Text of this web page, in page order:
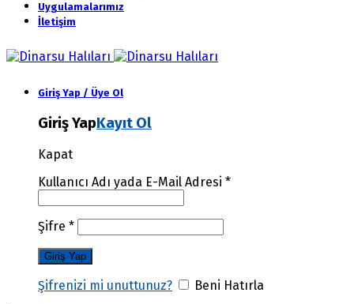
Uygulamalarımız
İletişim
Giriş Yap / Üye Ol
Giriş YapKayıt Ol
Kapat
Kullanıcı Adı yada E-Mail Adresi *
Şifre *
Şifrenizi mi unuttunuz?
Beni Hatırla